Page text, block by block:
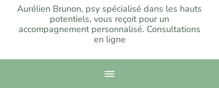
Aurélien Brunon, psy spécialisé dans les hauts
potentiels, vous reçoit pour un
accompagnement personnalisé. Consultations
en ligne